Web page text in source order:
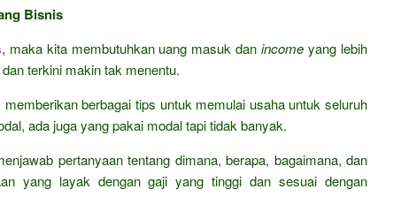
Bisnis
maka kita membutuhkan uang masuk danincome yang lebih
terkini makin tak menentu.
berbagai tips untuk memulai usaha untuk seluruh
ada juga yang pakai modal tapi tidak banyak.
pertanyaan tentang dimana, berapa, bagaimana, dan
yang layak dengan gaji yang tinggi dan sesuai dengan